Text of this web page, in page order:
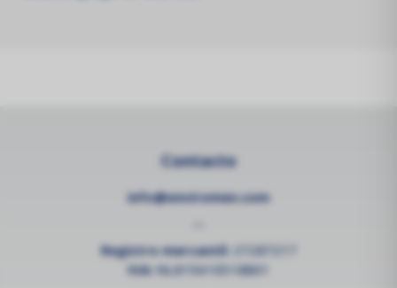
Contacto
info@enviromen.com
Registro mercantil: 27287217
IVA: NL815610518B01